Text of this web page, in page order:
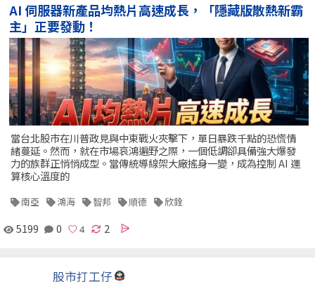
AI 伺服器新產品均熱片高速成長，「隱藏版散熱新霸
主」正要發動！
當台北股市在川普政見與中東戰火夾擊下，單日暴跌千點的恐慌情
緒蔓延。然而，就在市場哀鴻遍野之際，一個低調卻具備強大爆發
力的族群正悄悄成型。當傳統導線架大廠搖身一變，成為控制 AI 運
算核心溫度的
南亞 鴻海 智邦 順德 欣銓
5199 0 2
股市打工仔